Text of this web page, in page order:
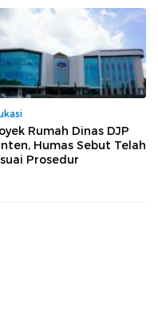
Rumah Dinas DJP
Humas Sebut Telah
Prosedur